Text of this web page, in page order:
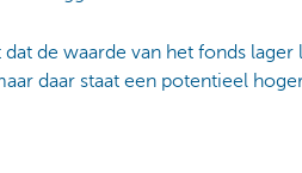
de waarde van het fonds
daar staat een potentieel